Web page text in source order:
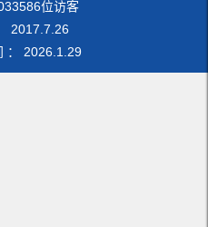
位访客
2017 7 26
： 2026 1 29